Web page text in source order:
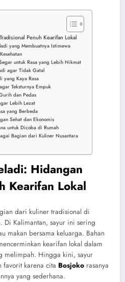
Penuh Kearifan Lokal
yang Membuatnya Istimewa
untuk Rasa yang Lebih Nikmat
agar Tidak Gatal
yang Kaya Rasa
Teksturnya Empuk
dan Pedas
Lebih Lezat
yang Berbeda
Sehat dan Ekonomis
untuk Dicoba di Rumah
Bagian dari Kuliner Nusantara
Hidangan
Kearifan Lokal
dari kuliner tradisional di
Kalimantan, sayur ini sering
makan bersama keluarga. Bahan
kearifan lokal dalam
melimpah. Hingga kini, sayur
favorit karena cita Bosjoko rasanya
yang sederhana.